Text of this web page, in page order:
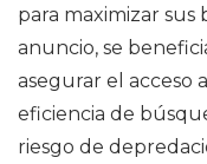
para maximizar sus
anuncio, se
asegurar el acceso
eficiencia de
riesgo de